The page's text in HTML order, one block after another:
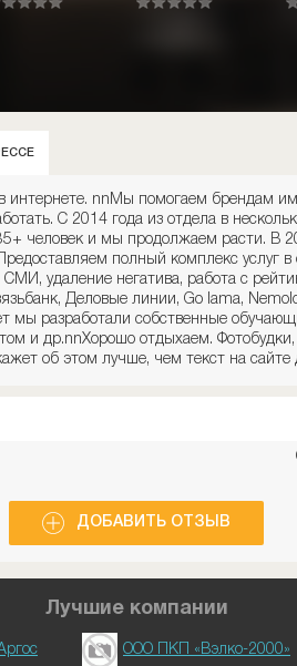
в интернете. nnМы помогаем брендам
С 2014 года из отдела в
человек и мы продолжаем расти. В
полный комплекс услуг в
удаление негатива, работа с
Деловые линии, Go lama,
мы разработали собственные
и др.nnХорошо отдыхаем.
об этом лучше, чем текст на
ДОБАВИТЬ ОТЗЫВ
Лучшие компании
ООО ПКП «Вэлко-2000»